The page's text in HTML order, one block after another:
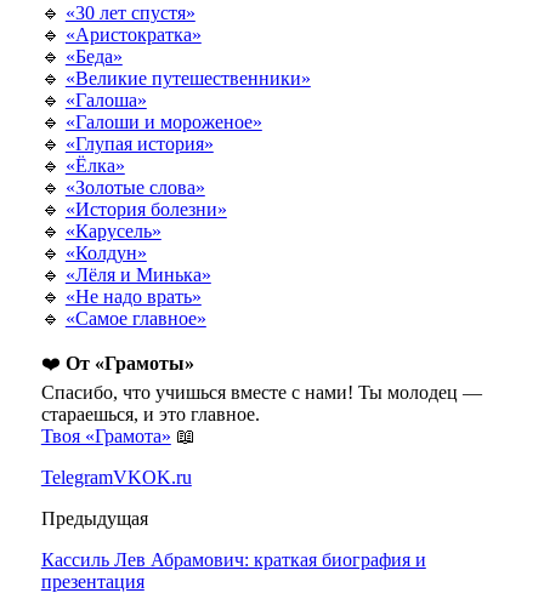
🔹 «30 лет спустя»
🔹 «Аристократка»
🔹 «Беда»
🔹 «Великие путешественники»
🔹 «Галоша»
🔹 «Галоши и мороженое»
🔹 «Глупая история»
🔹 «Ёлка»
🔹 «Золотые слова»
🔹 «История болезни»
🔹 «Карусель»
🔹 «Колдун»
🔹 «Лёля и Минька»
🔹 «Не надо врать»
🔹 «Самое главное»
❤️ От «Грамоты»
Спасибо, что учишься вместе с нами! Ты молодец —
стараешься, и это главное.
Твоя «Грамота» 📖
TelegramVKOK.ru
Предыдущая
Кассиль Лев Абрамович: краткая биография и
презентация